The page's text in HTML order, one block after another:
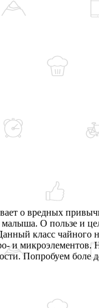
о вредных
О пользе и
класс чайного
и микроэлементов.
Попробуем боле